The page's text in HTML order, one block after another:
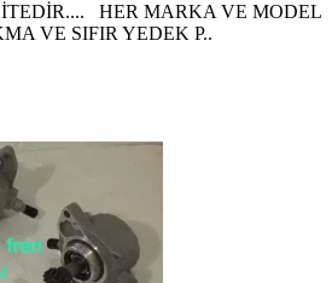
HER MARKA VE MODEL
VE SIFIR YEDEK P..